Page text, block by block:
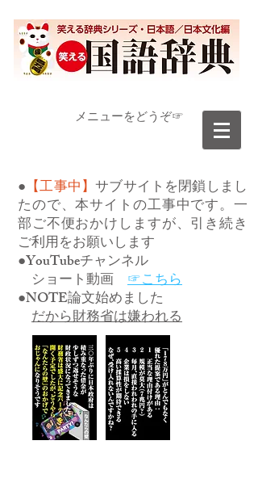
​メニューをどうぞ☞
● 【工事中】サブサイトを閉鎖しまし
たので、本サイトの工事中です。一
部ご不便おかけしますが、引き続き
ご利用をお願いします
●YouTubeチャンネル
ショート動画 ☞こちら
●NOTE論文始めました
だから財務省は嫌われる